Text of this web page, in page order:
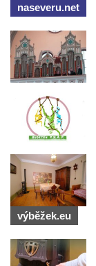
naseveru.net
výběžek.eu